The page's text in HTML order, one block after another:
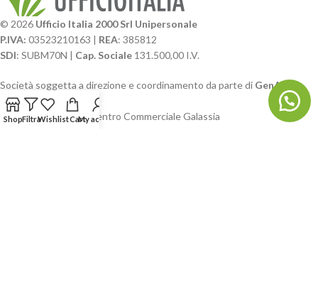
© 2026 Ufficio Italia 2000 Srl Unipersonale
P.IVA: 03523210163 | REA: 385812
SDI: SUBM70N | Cap. Sociale 131.500,00 I.V.
Società soggetta a direzione e coordinamento da parte di GenALFA
Holding srl
Via A. Ponti n. 4 – Centro Commerciale Galassia
ShopFiltraWishlistCartMy account